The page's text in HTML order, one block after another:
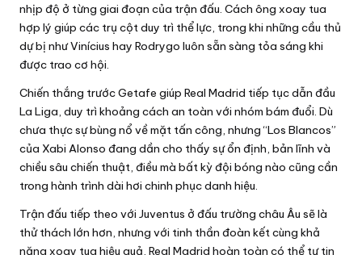
nhịp độ ở từng giai đoạn của trận đấu. Cách ông xoay tua
hợp lý giúp các trụ cột duy trì thể lực, trong khi những cầu thủ
dự bị như Vinícius hay Rodrygo luôn sẵn sàng tỏa sáng khi
được trao cơ hội.
Chiến thắng trước Getafe giúp Real Madrid tiếp tục dẫn đầu
La Liga, duy trì khoảng cách an toàn với nhóm bám đuổi. Dù
chưa thực sự bùng nổ về mặt tấn công, nhưng “Los Blancos”
của Xabi Alonso đang dần cho thấy sự ổn định, bản lĩnh và
chiều sâu chiến thuật, điều mà bất kỳ đội bóng nào cũng cần
trong hành trình dài hơi chinh phục danh hiệu.
Trận đấu tiếp theo với Juventus ở đấu trường châu Âu sẽ là
thử thách lớn hơn, nhưng với tinh thần đoàn kết cùng khả
năng xoay tua hiệu quả, Real Madrid hoàn toàn có thể tự tin